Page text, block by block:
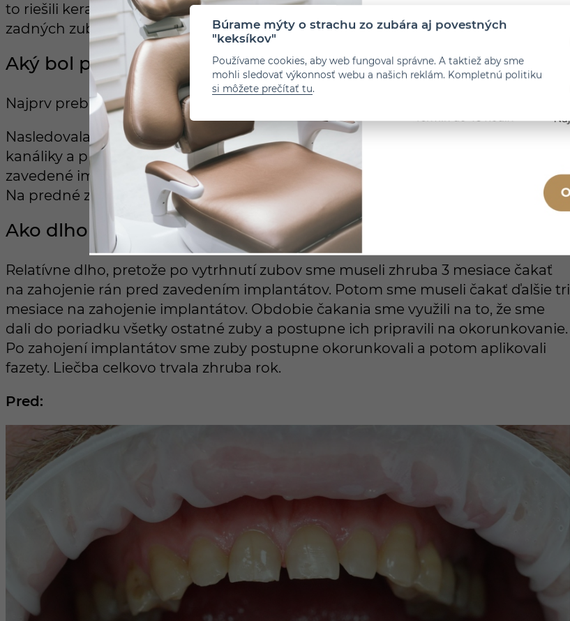
to riešili keramickými korunkami a overlay (keramické žuvacie plôšky) na
zadných zuboch a fazetami na predných zuboch.
Aký bol postup liečby?
Najprv prebehla podrobná dentálna hygiena a prvé bielenie.
Nasledovala oprava zubov. Pri niekoľkých postihnutých zuboch sme čistili
kanáliky a pripravovali zuby na korunky a overlay. Dva zuby sa trhali a boli
zavedené implantáty. Na zadných zuboch sú korunky/overlay keramické práce.
Na predné zuby sme aplikovali fazety.
Ako dlho liečba trvala?
Relatívne dlho, pretože po vytrhnutí zubov sme museli zhruba 3 mesiace čakať
na zahojenie rán pred zavedením implantátov. Potom sme museli čakať ďalšie tri
mesiace na zahojenie implantátov. Obdobie čakania sme využili na to, že sme
dali do poriadku všetky ostatné zuby a postupne ich pripravili na okorunkovanie.
Po zahojení implantátov sme zuby postupne okorunkovali a potom aplikovali
fazety. Liečba celkovo trvala zhruba rok.
Pred:
Búrame mýty o strachu zo zubára aj povestných
"keksíkov"
Používame cookies, aby web fungoval správne. A taktiež aby sme
mohli sledovať výkonnosť webu a našich reklám. Kompletnú politiku
si môžete prečítať tu.